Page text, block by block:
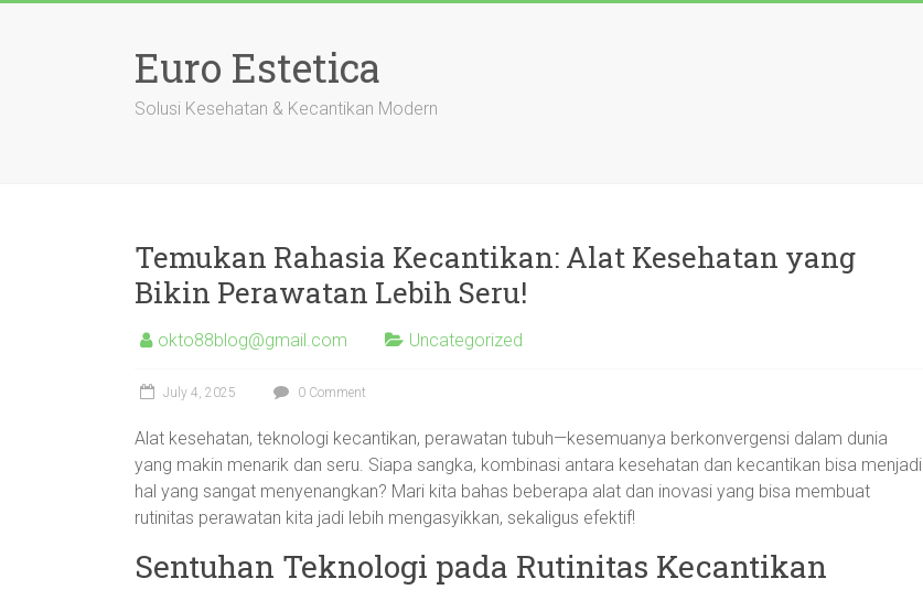
Euro Estetica
Solusi Kesehatan & Kecantikan Modern
Temukan Rahasia Kecantikan: Alat Kesehatan yang
Bikin Perawatan Lebih Seru!
okto88blog@gmail.com Uncategorized
July 4, 2025 0 Comment
Alat kesehatan, teknologi kecantikan, perawatan tubuh—kesemuanya berkonvergensi dalam dunia
yang makin menarik dan seru. Siapa sangka, kombinasi antara kesehatan dan kecantikan bisa menjadi
hal yang sangat menyenangkan? Mari kita bahas beberapa alat dan inovasi yang bisa membuat
rutinitas perawatan kita jadi lebih mengasyikkan, sekaligus efektif!
Sentuhan Teknologi pada Rutinitas Kecantikan